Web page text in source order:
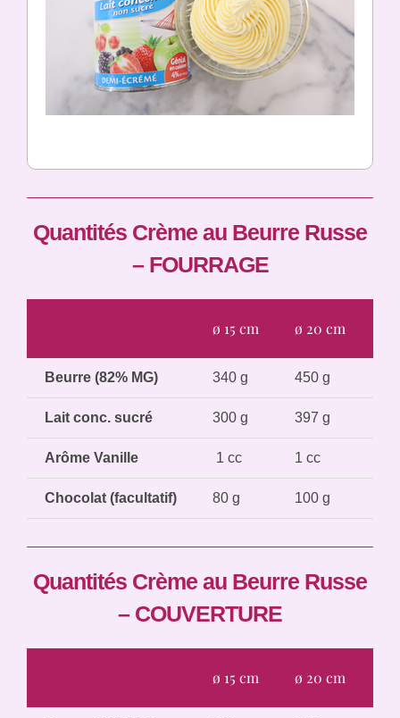
Quantités Crème au Beurre Russe
– FOURRAGE
ø 15 cm ø 20 cm
Beurre (82% MG) 340 g 450 g
Lait conc. sucré 300 g 397 g
Arôme Vanille 1 cc 1 cc
Chocolat (facultatif) 80 g 100 g
Quantités Crème au Beurre Russe
– COUVERTURE
ø 15 cm ø 20 cm